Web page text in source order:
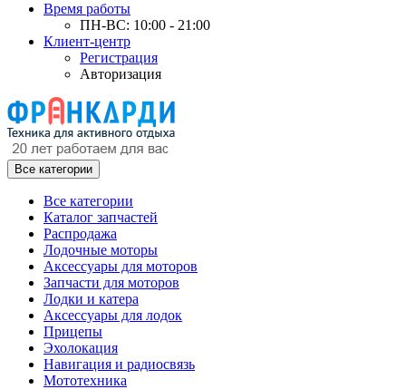
Время работы
ПН-ВС: 10:00 - 21:00
Клиент-центр
Регистрация
Авторизация
Все категории
Все категории
Каталог запчастей
Распродажа
Лодочные моторы
Аксессуары для моторов
Запчасти для моторов
Лодки и катера
Аксессуары для лодок
Прицепы
Эхолокация
Навигация и радиосвязь
Мототехника